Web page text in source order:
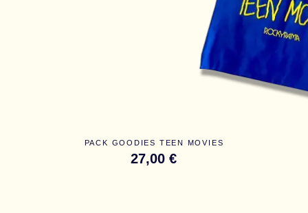
PACK GOODIES TEEN MOVIES
27,00 €